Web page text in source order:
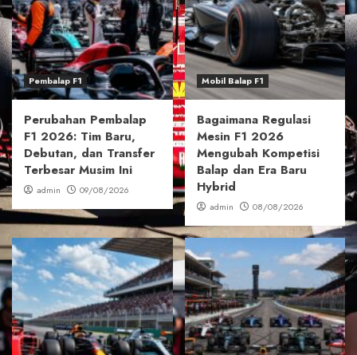
Pembalap F1
Perubahan Pembalap
F1 2026: Tim Baru,
Debutan, dan Transfer
Terbesar Musim Ini
admin 09/08/2026
Mobil Balap F1
Bagaimana Regulasi
Mesin F1 2026
Mengubah Kompetisi
Balap dan Era Baru
Hybrid
admin 08/08/2026